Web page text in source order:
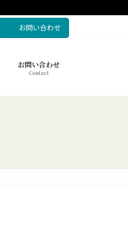
お問い合わせ
お問い合わせ
Contact